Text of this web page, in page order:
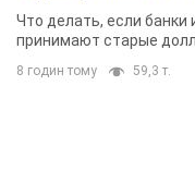
банки такие
Что делать, если банки
принимают старые
8 годин тому 59,3 т.